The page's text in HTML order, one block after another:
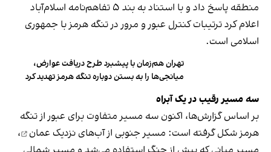
منطقه پاسخ داد و با استناد به بند ۵ تفاهم‌نامه اسلام‌آباد
اعلام کرد ترتیبات کنترل عبور و مرور در تنگه هرمز با جمهوری
اسلامی است.
تهران هم‌زمان با پیشبرد طرح دریافت عوارض،
میانجی‌ها را به بستن دوباره تنگه هرمز تهدید کرد
سه مسیر رقیب در یک آبراه
بر اساس گزارش‌ها، اکنون سه مسیر متفاوت برای عبور از تنگه
هرمز شکل گرفته است: مسیر جنوبی ازآب‌های نزدیک عمان
،